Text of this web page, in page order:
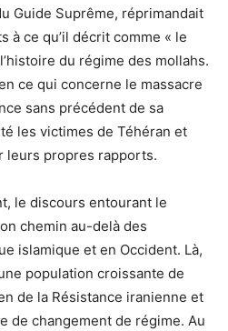
Guide Suprême, réprimandait
à ce qu’il décrit comme « le
du régime des mollahs.
ce qui concerne le massacre
sans précédent de sa
les victimes de Téhéran et
leurs propres rapports.
le discours entourant le
chemin au-delà des
islamique et en Occident. Là,
population croissante de
de la Résistance iranienne et
de changement de régime. Au